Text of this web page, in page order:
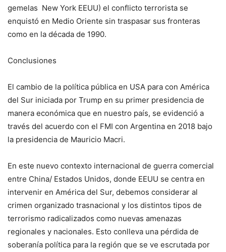
gemelas New York EEUU) el conflicto terrorista se
enquistó en Medio Oriente sin traspasar sus fronteras
como en la década de 1990.
Conclusiones
El cambio de la política pública en USA para con América
del Sur iniciada por Trump en su primer presidencia de
manera económica que en nuestro país, se evidenció a
través del acuerdo con el FMI con Argentina en 2018 bajo
la presidencia de Mauricio Macri.
En este nuevo contexto internacional de guerra comercial
entre China/ Estados Unidos, donde EEUU se centra en
intervenir en América del Sur, debemos considerar al
crimen organizado trasnacional y los distintos tipos de
terrorismo radicalizados como nuevas amenazas
regionales y nacionales. Esto conlleva una pérdida de
soberanía política para la región que se ve escrutada por